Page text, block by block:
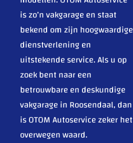
is zo’n vakgarage en staat
bekend om zijn hoogwaardige
dienstverlening en
uitstekende service. Als u op
zoek bent naar een
betrouwbare en deskundige
vakgarage in Roosendaal, dan
is OTOM Autoservice zeker het
overwegen waard.